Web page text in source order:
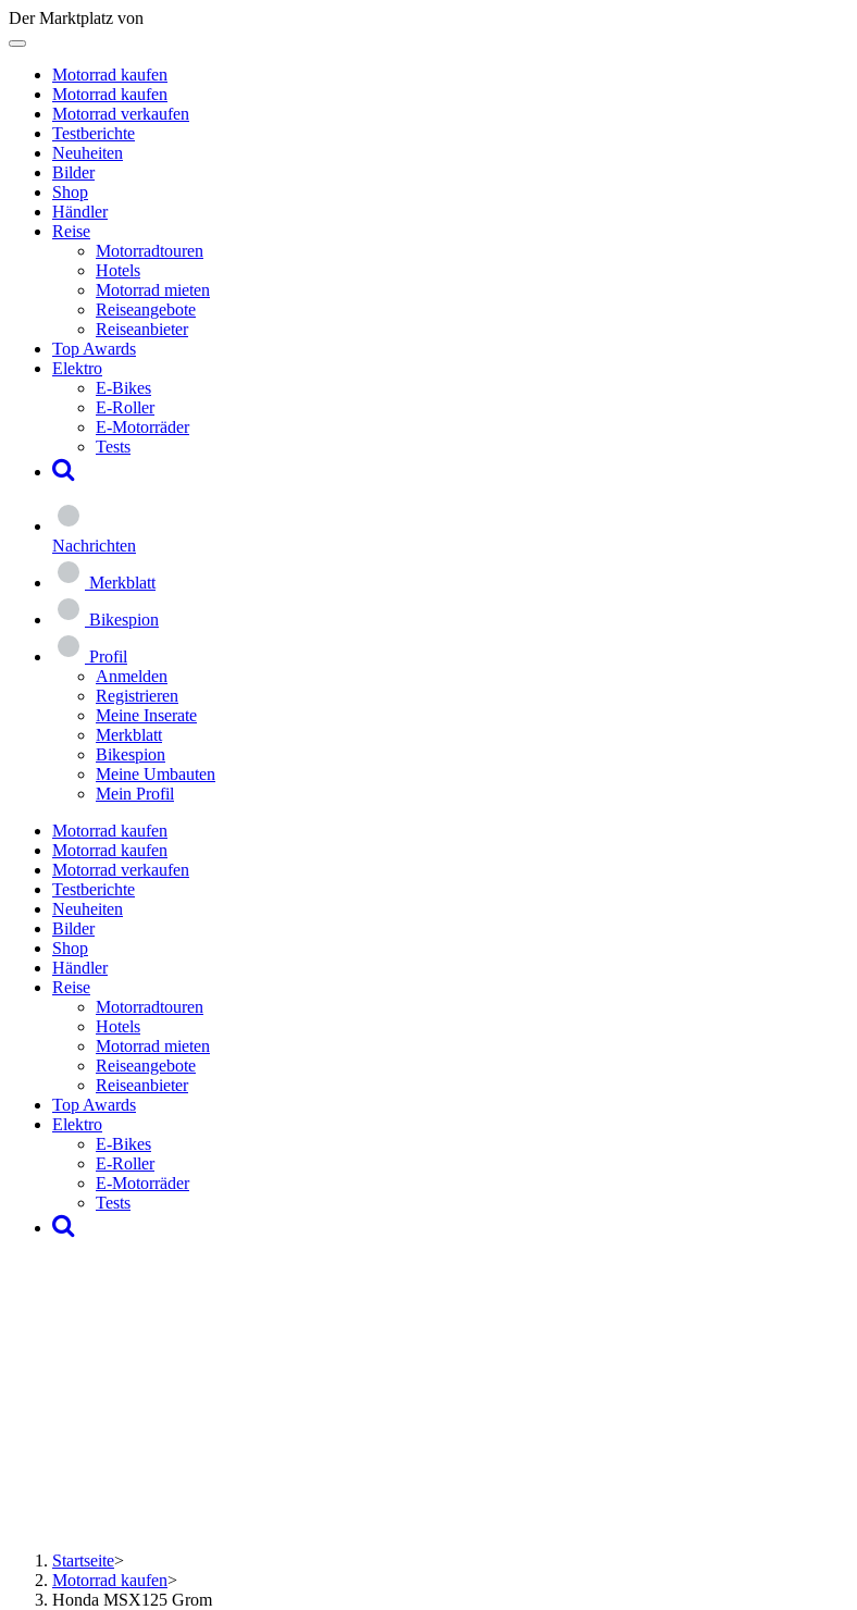
Der Marktplatz von
Motorrad kaufen
Motorrad kaufen
Motorrad verkaufen
Testberichte
Neuheiten
Bilder
Shop
Händler
Reise
Motorradtouren
Hotels
Motorrad mieten
Reiseangebote
Reiseanbieter
Top Awards
Elektro
E-Bikes
E-Roller
E-Motorräder
Tests
Nachrichten
Merkblatt
Bikespion
Profil
Anmelden
Registrieren
Meine Inserate
Merkblatt
Bikespion
Meine Umbauten
Mein Profil
Motorrad kaufen
Motorrad kaufen
Motorrad verkaufen
Testberichte
Neuheiten
Bilder
Shop
Händler
Reise
Motorradtouren
Hotels
Motorrad mieten
Reiseangebote
Reiseanbieter
Top Awards
Elektro
E-Bikes
E-Roller
E-Motorräder
Tests
Startseite>
Motorrad kaufen>
Honda MSX125 Grom